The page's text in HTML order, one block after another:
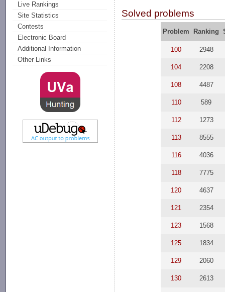
Live Rankings
Site Statistics
Contests
Electronic Board
Additional Information
Other Links
Solved problems
Problem Ranking
100 2948
104 2208
108 4487
110 589
112 1273
113 8555
116 4036
118 7775
120 4637
121 2354
123 1568
125 1834
129 2060
130 2613